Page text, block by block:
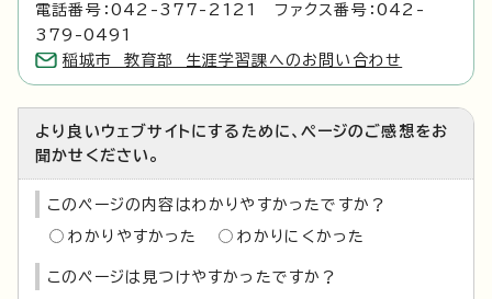
電話番号：042-377-2121 ファクス番号：042-
379-0491
稲城市 教育部 生涯学習課へのお問い合わせ
より良いウェブサイトにするために、ページのご感想をお
聞かせください。
このページの内容はわかりやすかったですか？
わかりやすかった わかりにくかった
このページは見つけやすかったですか？